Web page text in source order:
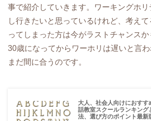
事で紹介していきます。ワーキングホ
し行きたいと思っているけれど、考え
ってしまった方は今がラストチャンスか
30歳になってからワーホリは遅いと言わ
まだ間に合うのです。
大人、社会人向けにおすす
話教室スクールランキング
法、選び方のポイント最新